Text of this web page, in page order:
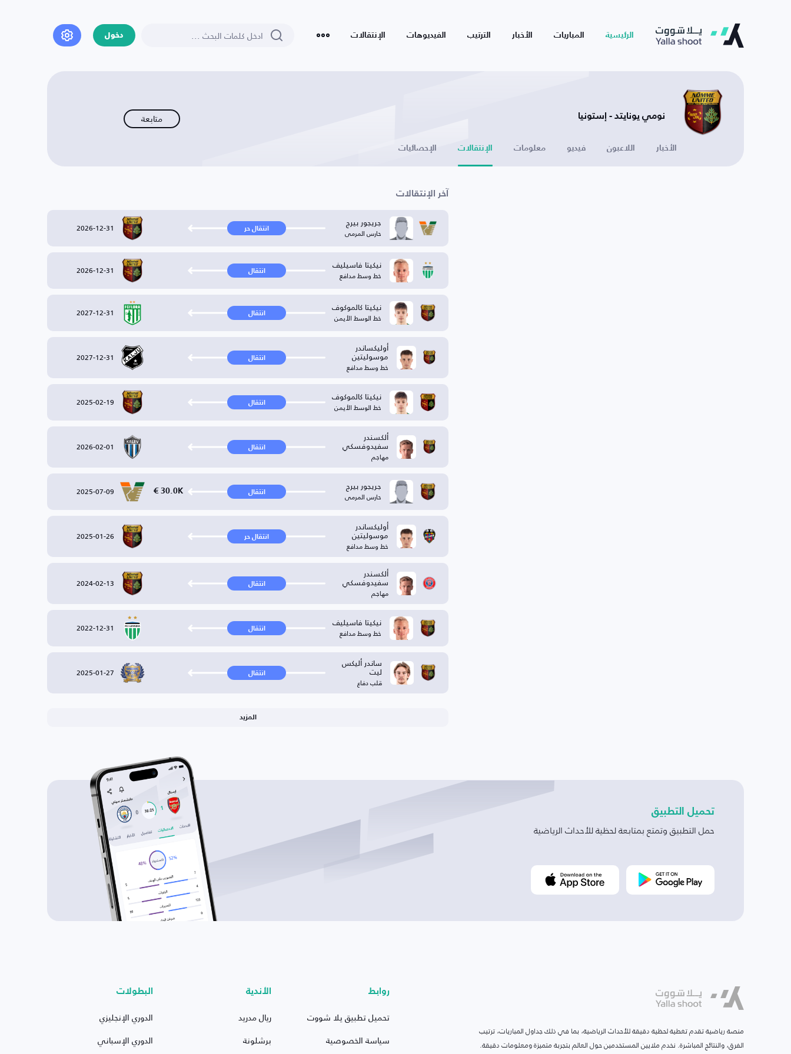
الرئيسية المباريات الأخبار الترتيب الفيديوهات الإنتقالات دخول
نومي يونايتد - إستونيا متابعة
الأخبار اللاعبون فيديو معلومات الإنتقالات الإحصائيات
آخر الإنتقالات
جريجور بيرج
حارس المرمى انتقال حر 2026-12-31
نيكيتا فاسيليف
خط وسط مدافع انتقال 2026-12-31
نيكيتا كالموكوف
خط الوسط الأيمن انتقال 2027-12-31
أوليكساندر
موسوليتين
خط وسط مدافع
انتقال 2027-12-31
نيكيتا كالموكوف
خط الوسط الأيمن انتقال 2025-02-19
ألكسندر
سفيدوفسكي
مهاجم
انتقال 2026-02-01
جريجور بيرج
حارس المرمى انتقال 30.0K €
2025-07-09
أوليكساندر
موسوليتين
خط وسط مدافع
انتقال حر 2025-01-26
ألكسندر
سفيدوفسكي
مهاجم
انتقال 2024-02-13
نيكيتا فاسيليف
خط وسط مدافع انتقال 2022-12-31
ساندر أليكس
ليت
قلب دفاع
انتقال 2025-01-27
المزيد
تحميل التطبيق
حمل التطبيق وتمتع بمتابعة لحظية للأحداث الرياضية
منصة رياضية تقدم تغطية لحظية دقيقة للأحداث الرياضية، بما في ذلك جداول المباريات، ترتيب
الفرق، والنتائج المباشرة. نخدم ملايين المستخدمين حول العالم بتجربة متميزة ومعلومات دقيقة.
روابط
تحميل تطبيق يلا شووت
سياسة الخصوصية
الأندية
ريال مدريد
برشلونة
البطولات
الدوري الإنجليزي
الدوري الإسباني